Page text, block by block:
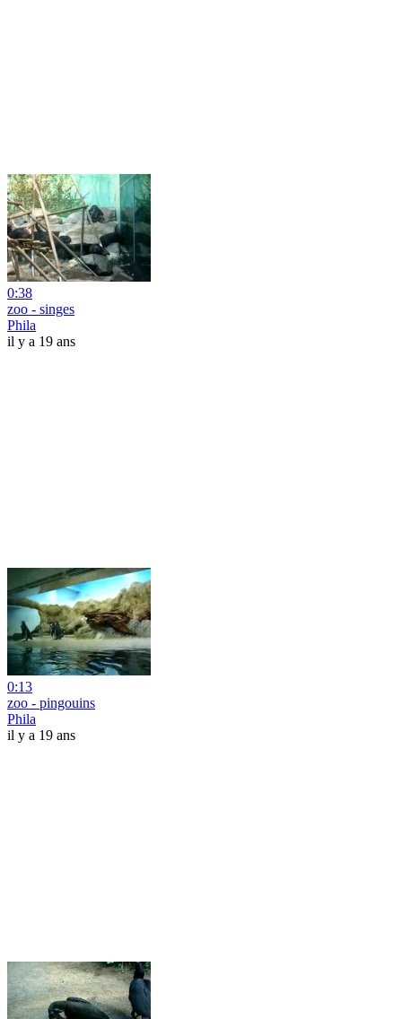
0:38
zoo - singes
Phila
il y a 19 ans
0:13
zoo - pingouins
Phila
il y a 19 ans